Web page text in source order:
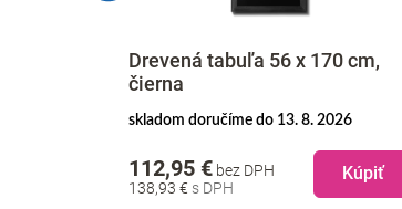
Drevená tabuľa 56 x 170 cm,
čierna
skladom doručíme do 13. 8. 2026
138,93 €
112,95 € bez DPH Kúpiť